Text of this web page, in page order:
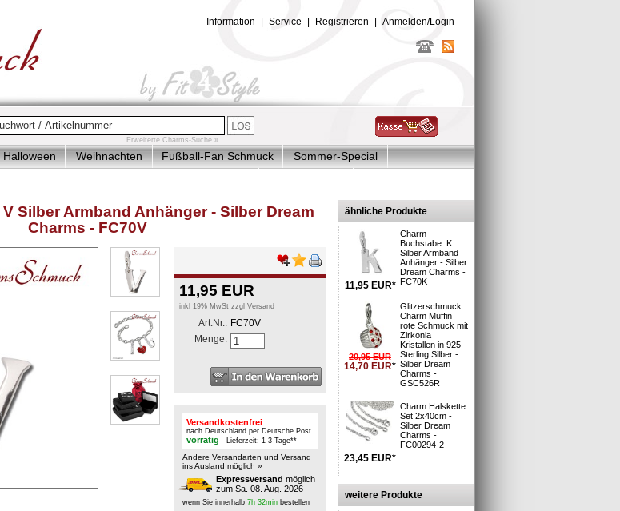
Information Service Registrieren Anmelden/Login
Erweiterte Charms-Suche »
Halloween Weihnachten Fußball-Fan Schmuck
Sommer-Special
ähnliche Produkte
11,95 EUR*
Charm
Buchstabe: K
Silber Armband
Anhänger - Silber
Dream Charms -
FC70K
20,95EUR
14,70 EUR*
Glitzerschmuck
Charm Muffin
rote Schmuck mit
Zirkonia
Kristallen in 925
Sterling Silber -
Silber Dream
Charms -
GSC526R
23,45 EUR*
Charm Halskette
Set 2x40cm -
Silber Dream
Charms -
FC00294-2
weitere Produkte
Silber Armband Anhänger - Silber Dream
Charms - FC70V
11,95 EUR
inkl 19% MwSt zzgl Versand
Art.Nr.: FC70V
Menge:
Versandkostenfrei
nach Deutschland per Deutsche Post
vorrätig - Lieferzeit: 1-3 Tage**
Andere Versandarten und Versand
ins Ausland möglich »
Expressversand möglich
zum Sa. 08. Aug. 2026
wenn Sie innerhalb7h 32min bestellen